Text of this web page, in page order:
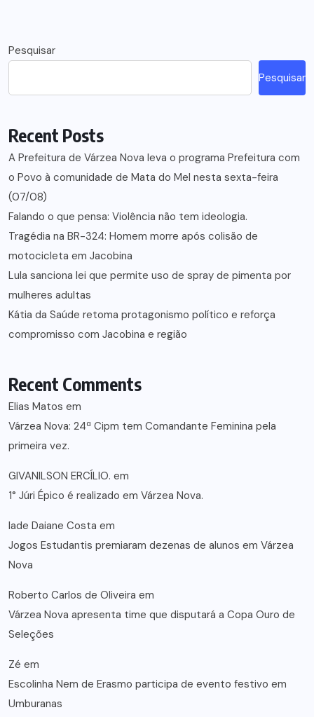
Pesquisar
Pesquisar
Recent Posts
A Prefeitura de Várzea Nova leva o programa Prefeitura com
o Povo à comunidade de Mata do Mel nesta sexta-feira
(07/08)
Falando o que pensa: Violência não tem ideologia.
Tragédia na BR-324: Homem morre após colisão de
motocicleta em Jacobina
Lula sanciona lei que permite uso de spray de pimenta por
mulheres adultas
Kátia da Saúde retoma protagonismo político e reforça
compromisso com Jacobina e região
Recent Comments
Elias Matos em
Várzea Nova: 24ª Cipm tem Comandante Feminina pela
primeira vez.
GIVANILSON ERCÍLIO. em
1° Júri Épico é realizado em Várzea Nova.
lade Daiane Costa em
Jogos Estudantis premiaram dezenas de alunos em Várzea
Nova
Roberto Carlos de Oliveira em
Várzea Nova apresenta time que disputará a Copa Ouro de
Seleções
Zé em
Escolinha Nem de Erasmo participa de evento festivo em
Umburanas